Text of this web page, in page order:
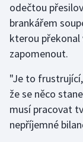
Moderní pětiboj
Motorsport
Olympijské hry
Parasport
Plavání
odečtou
brankářem
kterou překonal
zapomenout.
"Je to
že se něco
musí pracovat
nepříjemné